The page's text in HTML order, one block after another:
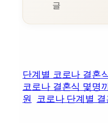
글
단계별 코로나 결혼
코로나 결혼식 몇명
원
코로나 단계별 결